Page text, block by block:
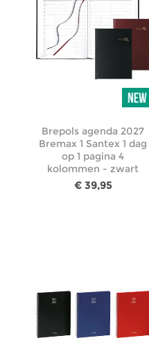
Brepols agenda 2027
Bremax 1 Santex 1 dag
op 1 pagina 4
kolommen - zwart
€ 39,95